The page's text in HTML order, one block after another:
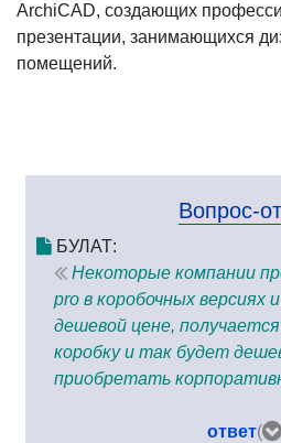
ArchiCAD, создающих
презентации, занимающихся
помещений.
Вопрос-
БУЛАТ:
Некоторые компании
pro в коробочных версиях
дешевой цене,
коробку и так будет
приобретать
ответ(